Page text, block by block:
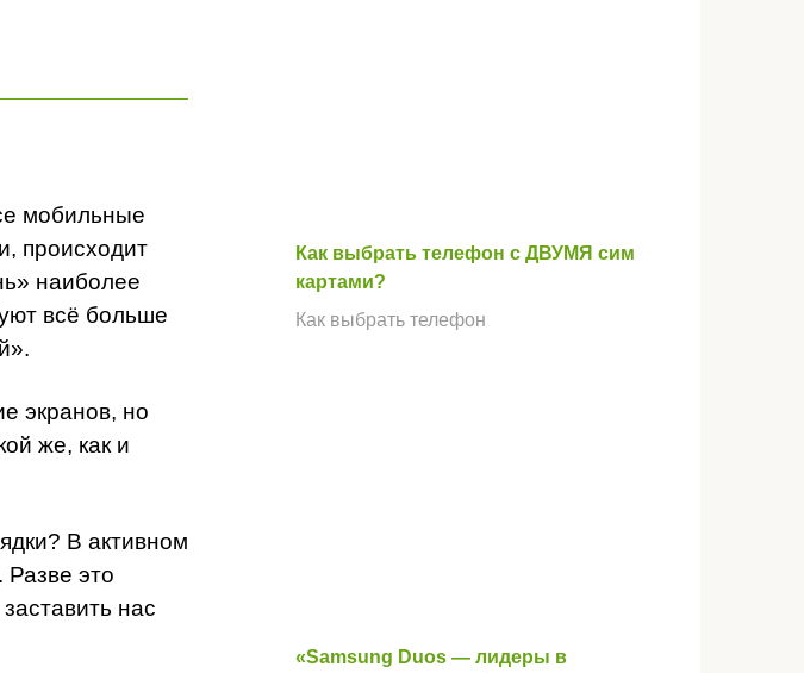
мобильные
происходит
наиболее
всё больше
экранов, но
же, как и
В активном
это
нас
Как выбрать телефон с ДВУМЯ сим
картами?
Как выбрать телефон
«Samsung Duos — лидеры в